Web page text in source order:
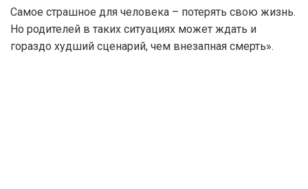
Самое страшное для человека – потерять свою жизнь.
Но родителей в таких ситуациях может ждать и
гораздо худший сценарий, чем внезапная смерть».